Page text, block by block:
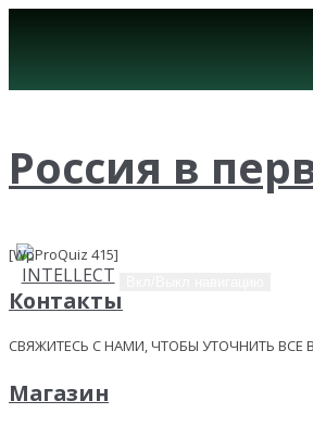
Россия в
[WpProQuiz 415]
Контакты
СВЯЖИТЕСЬ С НАМИ, ЧТОБЫ УТОЧНИТЬ
Магазин